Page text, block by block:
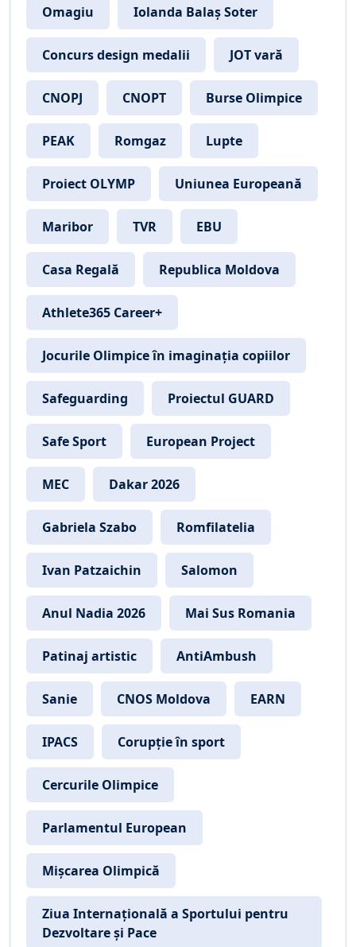
Omagiu Iolanda Balaș Soter
Concurs design medalii JOT vară
CNOPJ CNOPT Burse Olimpice
PEAK Romgaz Lupte
Proiect OLYMP Uniunea Europeană
Maribor TVR EBU
Casa Regală Republica Moldova
Athlete365 Career+
Jocurile Olimpice în imaginația copiilor
Safeguarding Proiectul GUARD
Safe Sport European Project
MEC Dakar 2026
Gabriela Szabo Romfilatelia
Ivan Patzaichin Salomon
Anul Nadia 2026 Mai Sus Romania
Patinaj artistic AntiAmbush
Sanie CNOS Moldova EARN
IPACS Corupție în sport
Cercurile Olimpice
Parlamentul European
Mișcarea Olimpică
Ziua Internațională a Sportului pentru
Dezvoltare și Pace